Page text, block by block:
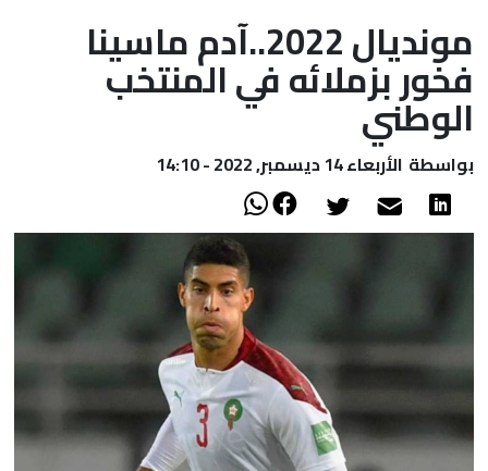
أعمدة
الصحراء
مونديال 2022..آدم ماسينا
فخور بزملائه في المنتخب
الوطني
بواسطة الأربعاء 14 ديسمبر, 2022 - 14:10